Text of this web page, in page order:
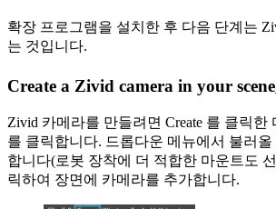
확장 프로그램을 설치한 후 다음 단계는
는 것입니다.
Create a Zivid camera in your scene
Zivid 카메라를 만들려면 Create 를 클릭한
를 클릭합니다. 드롭다운 메뉴에서 불러
합니다(로봇 장착에 더 적합한 마운트도
릭하여 장면에 카메라를 추가합니다.